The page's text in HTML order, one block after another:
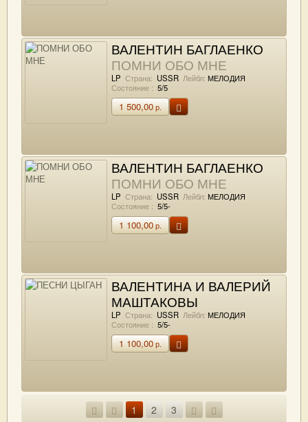
ВАЛЕНТИН БАГЛАЕНКО
ПОМНИ ОБО МНЕ
LP Страна: USSR Лейбл: МЕЛОДИЯ
Состояние : 5/5
1 500,00р.
ВАЛЕНТИН БАГЛАЕНКО
ПОМНИ ОБО МНЕ
LP Страна: USSR Лейбл: МЕЛОДИЯ
Состояние : 5/5-
1 100,00р.
ВАЛЕНТИНА И ВАЛЕРИЙ
МАШТАКОВЫ
ПЕСНИ ЦЫГАН
LP Страна: USSR Лейбл: МЕЛОДИЯ
Состояние : 5/5-
1 100,00р.
1 2 3